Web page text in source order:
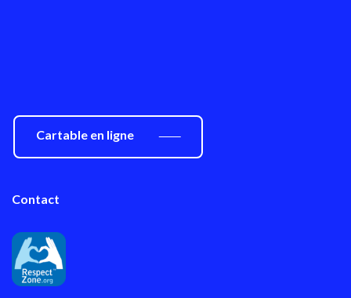
Cartable en ligne
Contact